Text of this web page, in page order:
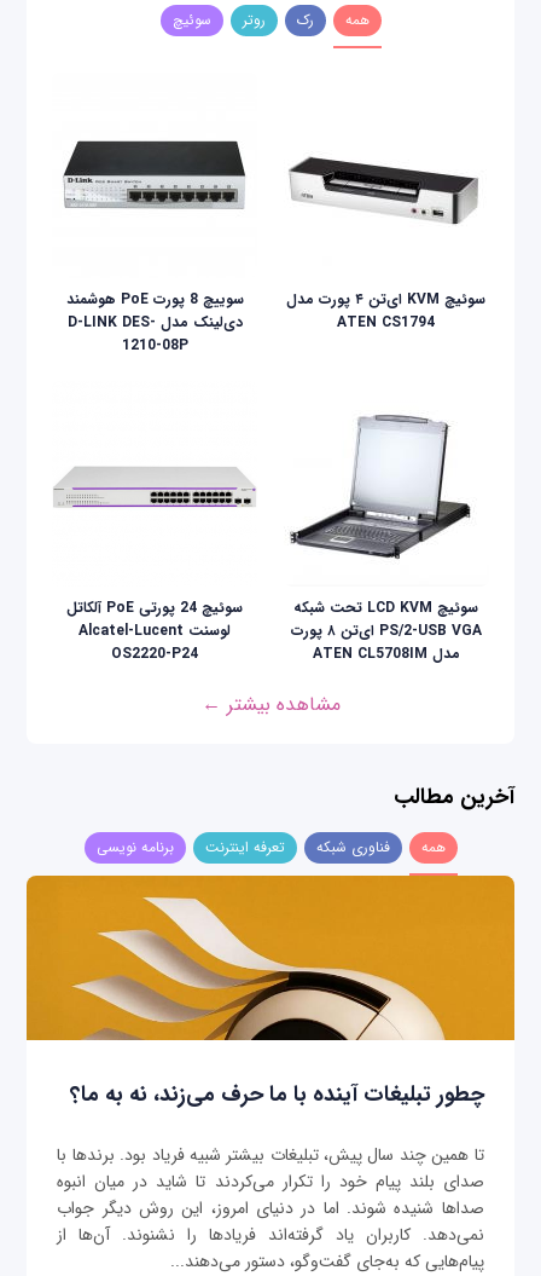
همه رک روتر سوئیچ
سوئیچ KVM ای‌تن ۴ پورت مدل
ATEN CS1794
سوییچ 8 پورت PoE هوشمند
دی‌لینک مدل D-LINK DES-
1210-08P
سوئيچ LCD KVM تحت شبکه
PS/2-USB VGA ای‌تن ۸ پورت
مدل ATEN CL5708IM
سوئیچ 24 پورتی PoE آلکاتل
لوسنت Alcatel-Lucent
OS2220-P24
مشاهده بیشتر ←
آخرین مطالب
همه فناوری شبکه تعرفه اینترنت برنامه نویسی
چطور تبلیغات آینده با ما حرف می‌زند، نه به ما؟
تا همین چند سال پیش، تبلیغات بیشتر شبیه فریاد بود. برندها با
صدای بلند پیام خود را تکرار می‌کردند تا شاید در میان انبوه
صداها شنیده شوند. اما در دنیای امروز، این روش دیگر جواب
نمی‌دهد. کاربران یاد گرفته‌اند فریادها را نشنوند. آن‌ها از
پیام‌هایی که به‌جای گفت‌وگو، دستور می‌دهند...